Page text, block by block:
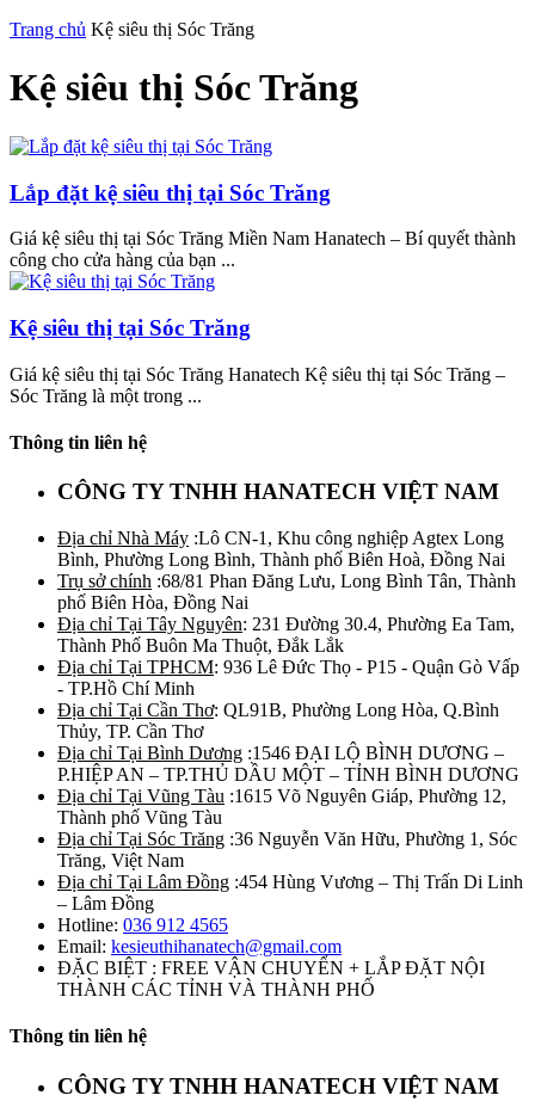
Trang chủ Kệ siêu thị Sóc Trăng
Kệ siêu thị Sóc Trăng
Lắp đặt kệ siêu thị tại Sóc Trăng
Giá kệ siêu thị tại Sóc Trăng Miền Nam Hanatech – Bí quyết thành
công cho cửa hàng của bạn ...
Kệ siêu thị tại Sóc Trăng
Giá kệ siêu thị tại Sóc Trăng Hanatech Kệ siêu thị tại Sóc Trăng –
Sóc Trăng là một trong ...
Thông tin liên hệ
CÔNG TY TNHH HANATECH VIỆT NAM
Địa chỉ Nhà Máy :Lô CN-1, Khu công nghiệp Agtex Long
Bình, Phường Long Bình, Thành phố Biên Hoà, Đồng Nai
Trụ sở chính :68/81 Phan Đăng Lưu, Long Bình Tân, Thành
phố Biên Hòa, Đồng Nai
Địa chỉ Tại Tây Nguyên: 231 Đường 30.4, Phường Ea Tam,
Thành Phố Buôn Ma Thuột, Đắk Lắk
Địa chỉ Tại TPHCM: 936 Lê Đức Thọ - P15 - Quận Gò Vấp
- TP.Hồ Chí Minh
Địa chỉ Tại Cần Thơ: QL91B, Phường Long Hòa, Q.Bình
Thủy, TP. Cần Thơ
Địa chỉ Tại Bình Dương :1546 ĐẠI LỘ BÌNH DƯƠNG –
P.HIỆP AN – TP.THỦ DẦU MỘT – TỈNH BÌNH DƯƠNG
Địa chỉ Tại Vũng Tàu :1615 Võ Nguyên Giáp, Phường 12,
Thành phố Vũng Tàu
Địa chỉ Tại Sóc Trăng :36 Nguyễn Văn Hữu, Phường 1, Sóc
Trăng, Việt Nam
Địa chỉ Tại Lâm Đồng :454 Hùng Vương – Thị Trấn Di Linh
– Lâm Đồng
Hotline: 036 912 4565
Email: kesieuthihanatech@gmail.com
ĐẶC BIỆT : FREE VẬN CHUYỂN + LẮP ĐẶT NỘI
THÀNH CÁC TỈNH VÀ THÀNH PHỐ
Thông tin liên hệ
CÔNG TY TNHH HANATECH VIỆT NAM